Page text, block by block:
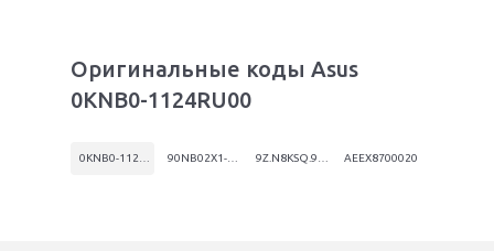
Оригинальные коды Asus
0KNB0-1124RU00
AEEX8700020